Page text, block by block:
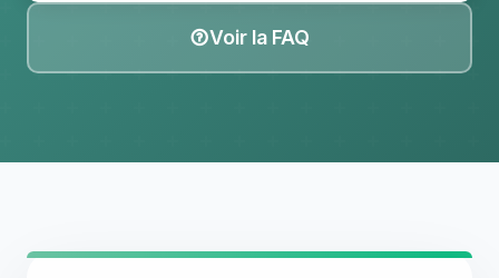
Voir la FAQ